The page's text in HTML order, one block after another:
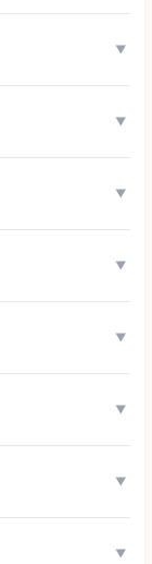
▼
▼
▼
▼
▼
▼
▼
▼